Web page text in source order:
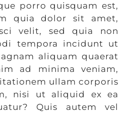
porro quisquam est,
quia dolor sit amet,
velit, sed quia non
tempora incidunt ut
aliquam quaerat
ad minima veniam,
ullam corporis
nisi ut aliquid ex ea
Quis autem vel